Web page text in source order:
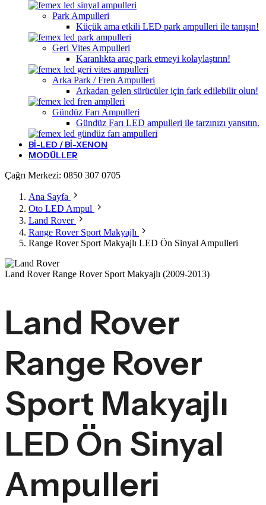
Park Ampulleri
Küçük ama etkili LED park ampulleri ile tanışın!
Geri Vites Ampulleri
Karanlıkta araç park etmeyi kolaylaştırın!
Arka Park / Fren Ampulleri
Arkadan gelen sürücüler için fark edilebilir olun!
Gündüz Farı Ampulleri
Gündüz Farı LED ampulleri ile tarzınızı yansıtın.
BI-LED / BI-XENON
MODÜLLER
Çağrı Merkezi: 0850 307 0705
Ana Sayfa
Oto LED Ampul
Land Rover
Range Rover Sport Makyajlı
Range Rover Sport Makyajlı LED Ön Sinyal Ampulleri
Land Rover Range Rover Sport Makyajlı (2009-2013)
Land Rover
Range Rover
Sport Makyajlı
LED Ön Sinyal
Ampulleri